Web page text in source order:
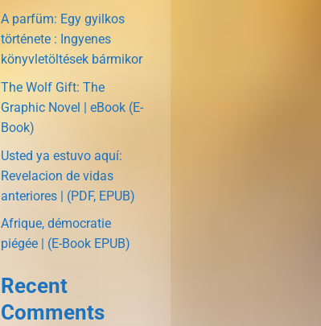
A parfüm: Egy gyilkos
története : Ingyenes
könyvletöltések bármikor
The Wolf Gift: The
Graphic Novel | eBook (E-
Book)
Usted ya estuvo aquí:
Revelacion de vidas
anteriores | (PDF, EPUB)
Afrique, démocratie
piégée | (E-Book EPUB)
Recent
Comments